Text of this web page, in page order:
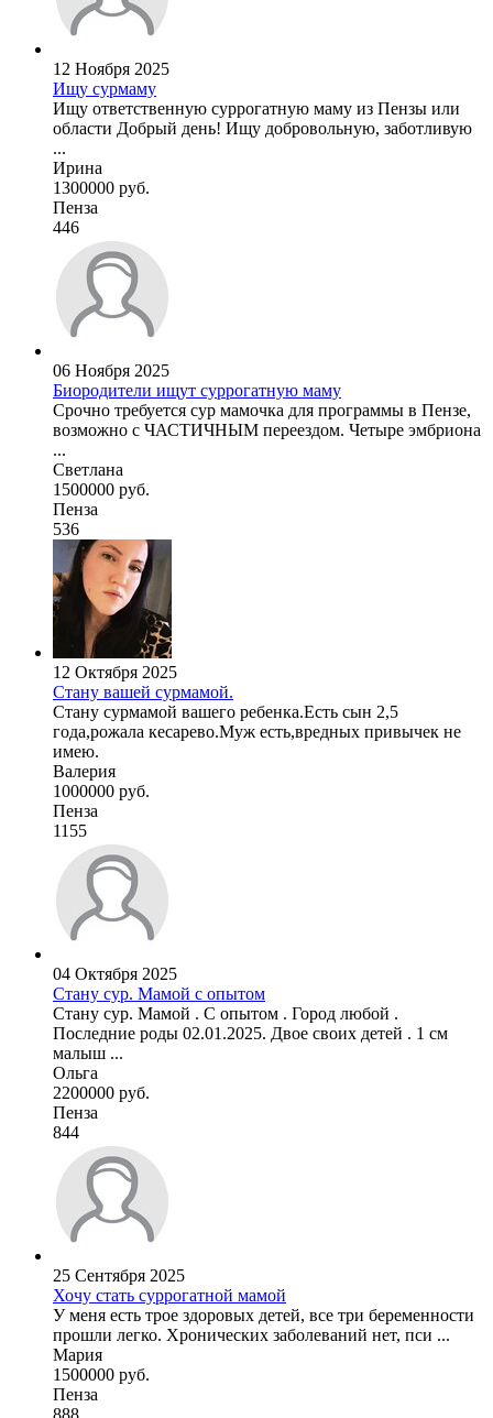
12 Ноября 2025
Ищу сурмаму
Ищу ответственную суррогатную маму из Пензы или
области Добрый день! Ищу добровольную, заботливую
...
Ирина
1300000 руб.
Пенза
446
06 Ноября 2025
Биородители ищут суррогатную маму
Срочно требуется сур мамочка для программы в Пензе,
возможно с ЧАСТИЧНЫМ переездом. Четыре эмбриона
...
Светлана
1500000 руб.
Пенза
536
12 Октября 2025
Стану вашей сурмамой.
Стану сурмамой вашего ребенка.Есть сын 2,5
года,рожала кесарево.Муж есть,вредных привычек не
имею.
Валерия
1000000 руб.
Пенза
1155
04 Октября 2025
Стану сур. Мамой с опытом
Стану сур. Мамой . С опытом . Город любой .
Последние роды 02.01.2025. Двое своих детей . 1 см
малыш ...
Ольга
2200000 руб.
Пенза
844
25 Сентября 2025
Хочу стать суррогатной мамой
У меня есть трое здоровых детей, все три беременности
прошли легко. Хронических заболеваний нет, пси ...
Мария
1500000 руб.
Пенза